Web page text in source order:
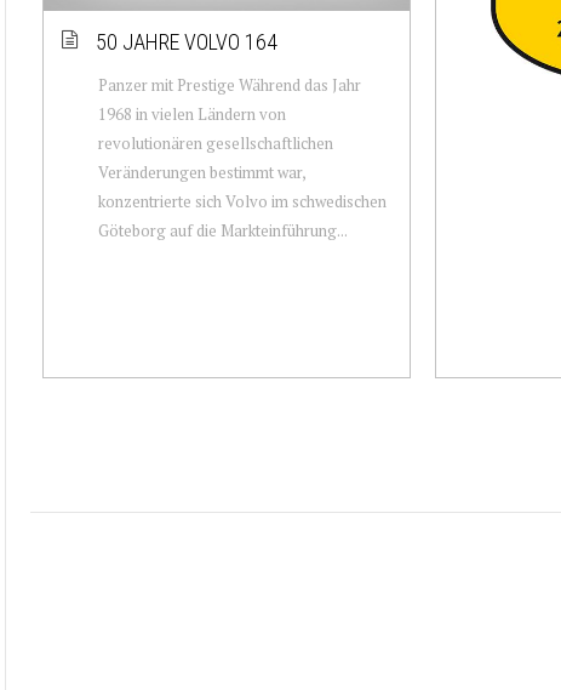
50 JAHRE VOLVO 164
Panzer mit Prestige Während das Jahr
1968 in vielen Ländern von
revolutionären gesellschaftlichen
Veränderungen bestimmt war,
konzentrierte sich Volvo im schwedischen
Göteborg auf die Markteinführung...